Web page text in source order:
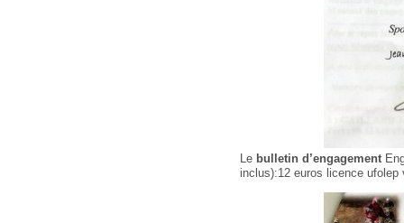
Le bulletin d’engagement
inclus):12 euros licence